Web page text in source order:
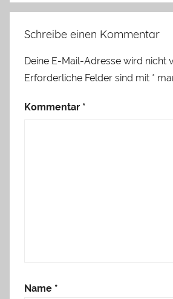
Schreibe einen Kommentar
Deine E-Mail-Adresse wird nicht
Erforderliche Felder sind mit *
Kommentar *
Name *